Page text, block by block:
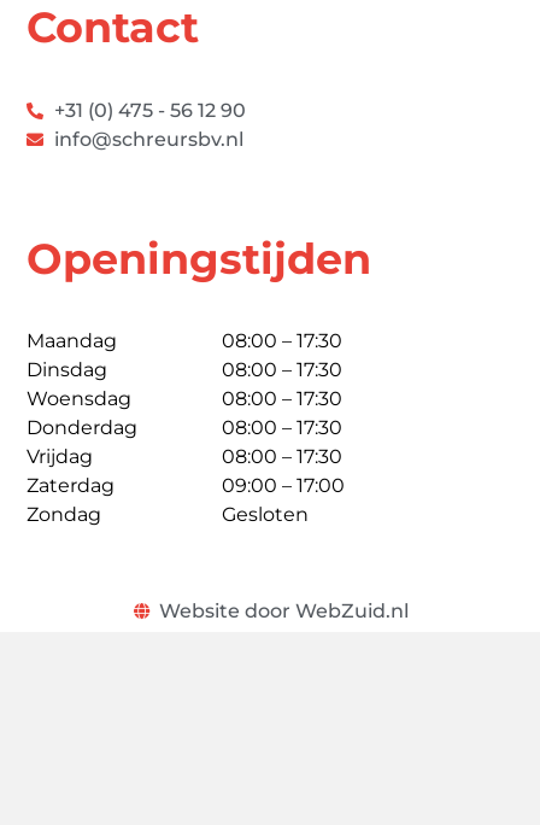
Contact
+31 (0) 475 - 56 12 90
info@schreursbv.nl
Openingstijden
Maandag
Dinsdag
Woensdag
Donderdag
Vrijdag
Zaterdag
Zondag
08:00 – 17:30
08:00 – 17:30
08:00 – 17:30
08:00 – 17:30
08:00 – 17:30
09:00 – 17:00
Gesloten
Website door WebZuid.nl